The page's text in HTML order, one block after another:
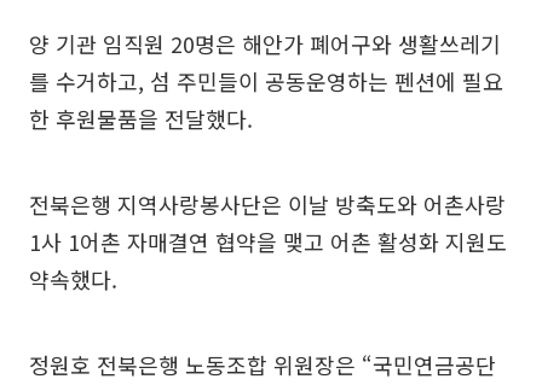
양 기관 임직원 20명은 해안가 폐어구와 생활쓰레기
를 수거하고, 섬 주민들이 공동운영하는 펜션에 필요
한 후원물품을 전달했다.
전북은행 지역사랑봉사단은 이날 방축도와 어촌사랑
1사 1어촌 자매결연 협약을 맺고 어촌 활성화 지원도
약속했다.
정원호 전북은행 노동조합 위원장은 “국민연금공단